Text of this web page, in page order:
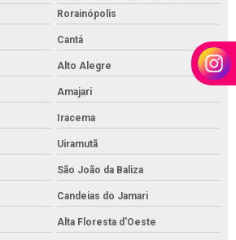
Rorainópolis
Cantá
Alto Alegre
Amajari
Iracema
Uiramutã
São João da Baliza
Candeias do Jamari
Alta Floresta d'Oeste